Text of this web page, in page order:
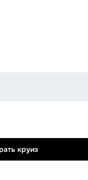
круиз